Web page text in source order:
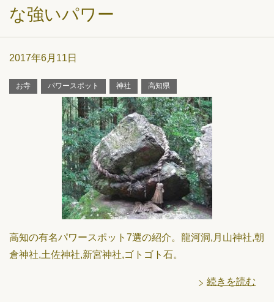
な強いパワー
2017年6月11日
お寺 パワースポット 神社 高知県
高知の有名パワースポット7選の紹介。龍河洞,月山神社,朝
倉神社,土佐神社,新宮神社,ゴトゴト石。
続きを読む